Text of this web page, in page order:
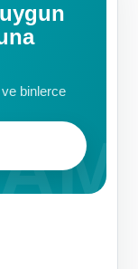
binlerce